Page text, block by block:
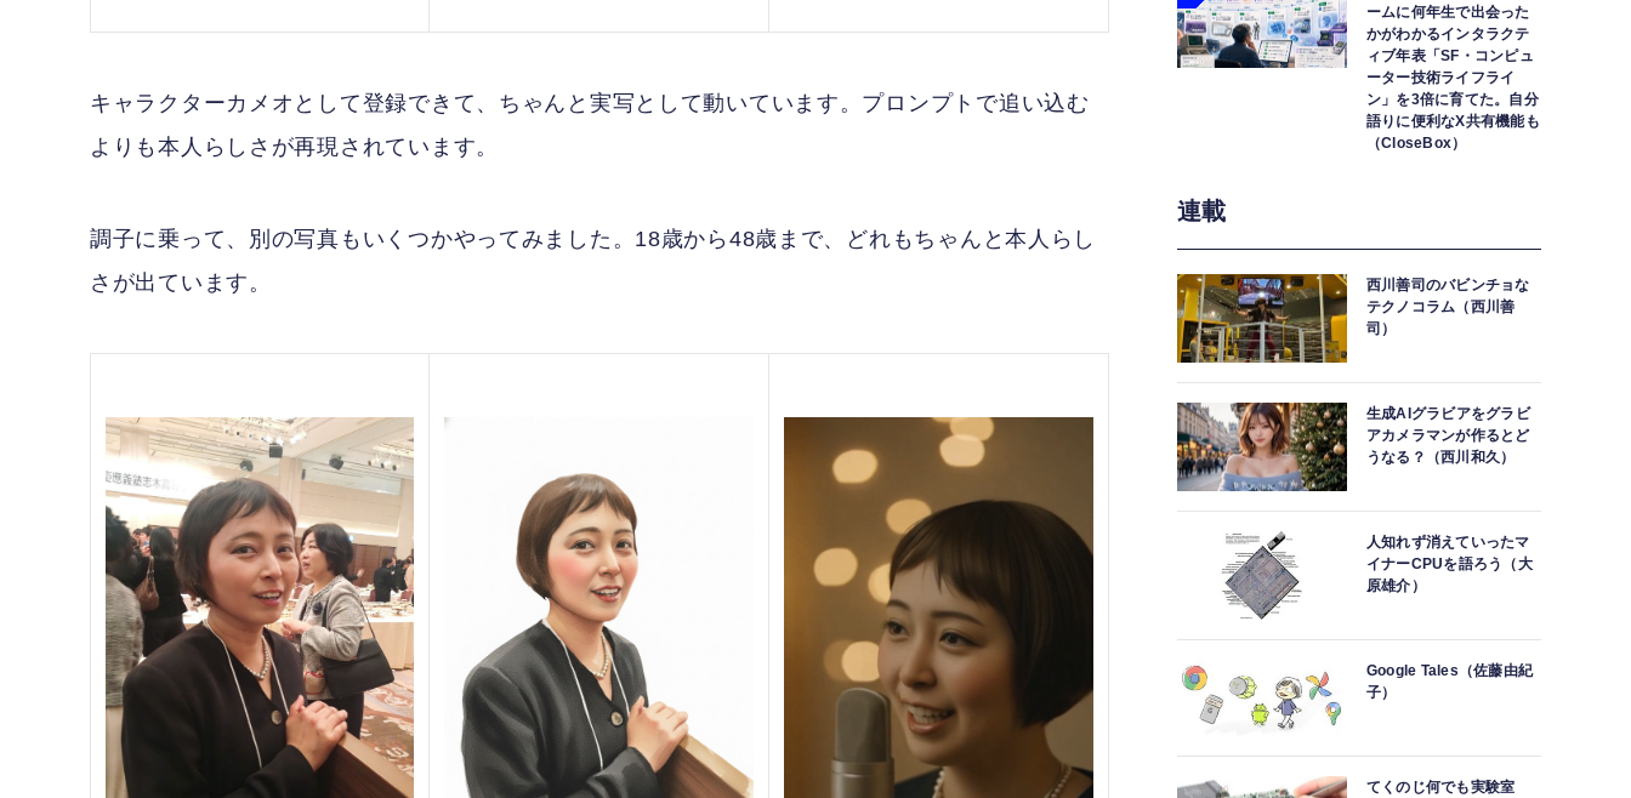
キャラクターカメオとして登録できて、ちゃんと実写として動いています。プロンプトで追い込む
よりも本人らしさが再現されています。
調子に乗って、別の写真もいくつかやってみました。18歳から48歳まで、どれもちゃんと本人らし
さが出ています。
ームに何年生で出会った
かがわかるインタラクテ
ィブ年表「SF・コンピュ
ーター技術ライフライ
ン」を3倍に育てた。自分
語りに便利なX共有機能も
（CloseBox）
連載
西川善司のバビンチョな
テクノコラム（西川善
司）
生成AIグラビアをグラビ
アカメラマンが作るとど
うなる？（西川和久）
人知れず消えていったマ
イナーCPUを語ろう（大
原雄介）
Google Tales（佐藤由紀
子）
てくのじ何でも実験室